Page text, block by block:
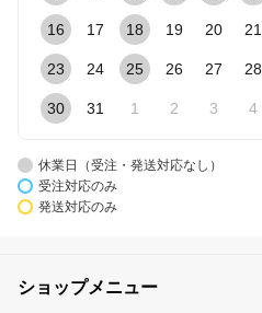
16 17 18 19 20 21
23 24 25 26 27 28
30 31 1 2 3 4
休業日（受注・発送対応なし）
受注対応のみ
発送対応のみ
ショップメニュー